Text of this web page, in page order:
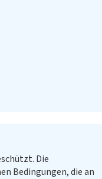
Die
Bedingungen, die an